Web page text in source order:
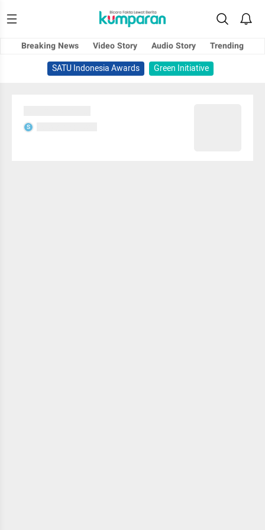
Breaking News Video Story Audio Story
Trending
SATU Indonesia Awards
Green Initiative
S